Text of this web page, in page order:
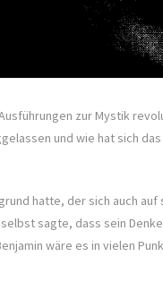
zur Mystik
und wie hat sich
hatte, der sich auch
sagte, dass sein
wäre es in vielen